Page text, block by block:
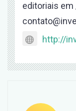
editoriais
http://